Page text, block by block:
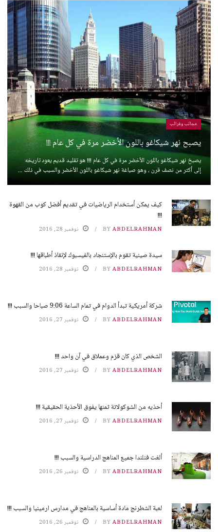
عجائب وغرائب
يصبح نهر شيكاغو باللون الأخضر مرة في كل عام !!!
يصبخ نهر شيكاغو باللون الأخضر مرة في كل عام !!! هو تقليد قديم يعود تاريخه
إلى أكثر من نصف قرن ، وهو صباغة نهر شيكاغو باللون الأخضر والسبب في ذلك ...
كيف يمكن أستخدام الرياضيات في تقديم أفضل كوب من القهوة
!!!
BY ABDELRAHMAN نوفمبر 28, 2016
سيدة صينية تقوم بالإستنجاد بالفيسبوك لإنقاذ أطباقها !!!
BY ABDELRAHMAN نوفمبر 28, 2016
شركة أمريكية تبدأ الدوام في تمام الساعة 9:06 صباحا والسبب !!!
BY ABDELRAHMAN نوفمبر 27, 2016
الشخص الذي كان قزم وعملاق في آن واحد !!!
BY ABDELRAHMAN نوفمبر 27, 2016
أحذيه من الشوكولاتة ثمنها يفوق الأحذية الحقيقية !!!
BY ABDELRAHMAN نوفمبر 27, 2016
ألغت فنلندا جميع المناهج الدراسية والسبب !!!
BY ABDELRAHMAN نوفمبر 26, 2016
لعبة الشطرنج مادة أساسية بالمناهج في مدارس ارمينيا والسبب !!!
BY ABDELRAHMAN نوفمبر 26, 2016